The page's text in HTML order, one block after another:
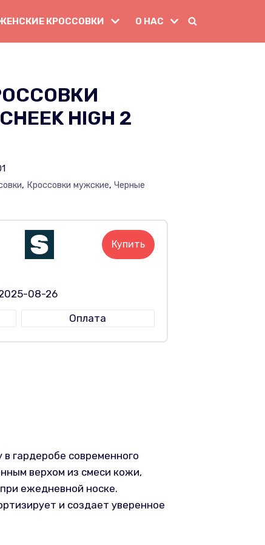
КРОССОВКИ О НАС
HIGH 2
, Кроссовки мужские,Черные
Купить
08-26
Оплата
гардеробе современного
верхом из смеси кожи,
ежедневной носке.
и создает уверенное